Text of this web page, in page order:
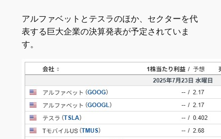
アルファベットとテスラのほか、セクターを代
表する巨大企業の決算発表が予定されていま
す。